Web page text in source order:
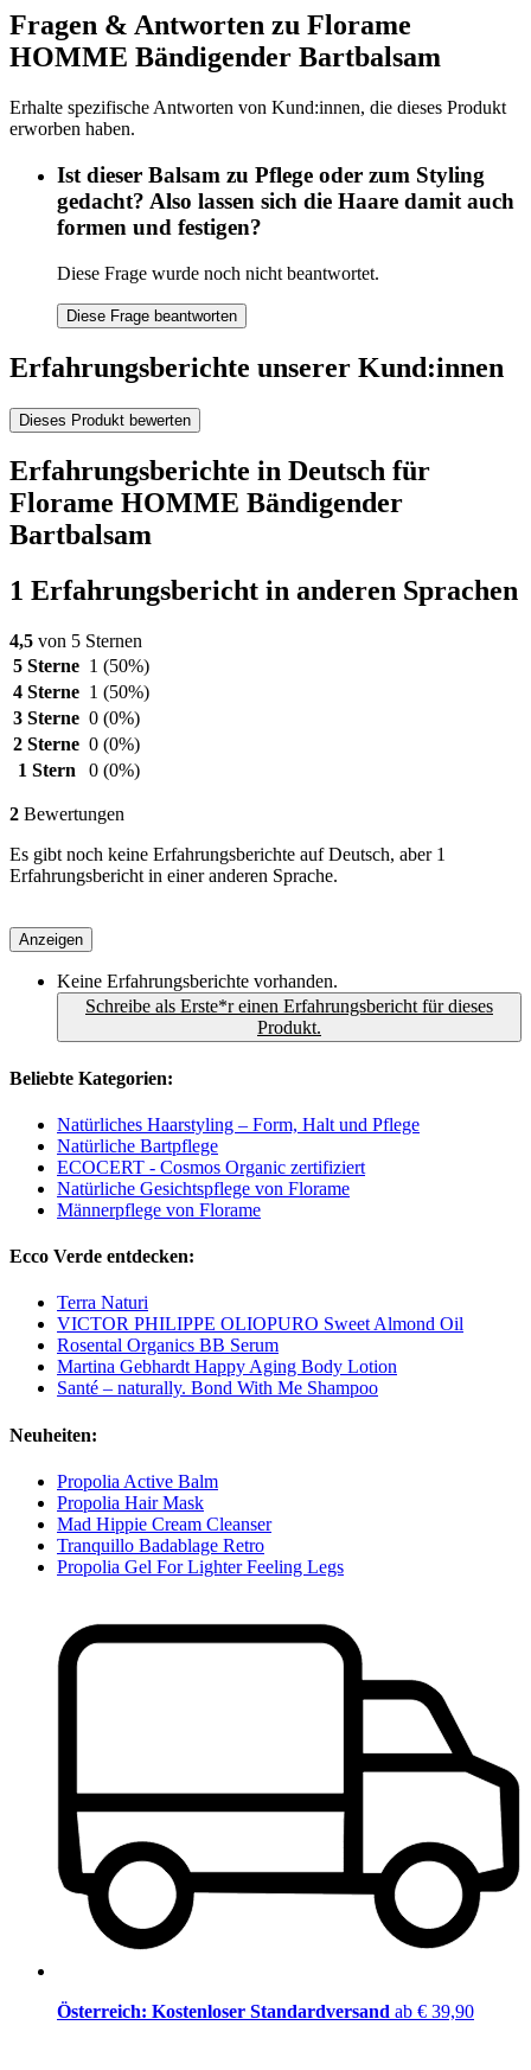
Fragen & Antworten zu Florame
HOMME Bändigender Bartbalsam
Erhalte spezifische Antworten von Kund:innen, die dieses Produkt
erworben haben.
Ist dieser Balsam zu Pflege oder zum Styling
gedacht? Also lassen sich die Haare damit auch
formen und festigen?
Diese Frage wurde noch nicht beantwortet.
Diese Frage beantworten
Erfahrungsberichte unserer Kund:innen
Dieses Produkt bewerten
Erfahrungsberichte in Deutsch für
Florame HOMME Bändigender
Bartbalsam
1 Erfahrungsbericht in anderen Sprachen
4,5 von 5 Sternen
5 Sterne 1 (50%)
4 Sterne 1 (50%)
3 Sterne 0 (0%)
2 Sterne 0 (0%)
1 Stern
0 (0%)
2 Bewertungen
Es gibt noch keine Erfahrungsberichte auf Deutsch, aber 1
Erfahrungsbericht in einer anderen Sprache.
Anzeigen
Keine Erfahrungsberichte vorhanden.
Schreibe als Erste*r einen Erfahrungsbericht für dieses
Produkt.
Beliebte Kategorien:
Natürliches Haarstyling – Form, Halt und Pflege
Natürliche Bartpflege
ECOCERT - Cosmos Organic zertifiziert
Natürliche Gesichtspflege von Florame
Männerpflege von Florame
Ecco Verde entdecken:
Terra Naturi
VICTOR PHILIPPE OLIOPURO Sweet Almond Oil
Rosental Organics BB Serum
Martina Gebhardt Happy Aging Body Lotion
Santé – naturally. Bond With Me Shampoo
Neuheiten:
Propolia Active Balm
Propolia Hair Mask
Mad Hippie Cream Cleanser
Tranquillo Badablage Retro
Propolia Gel For Lighter Feeling Legs
Österreich: Kostenloser Standardversand ab € 39,90